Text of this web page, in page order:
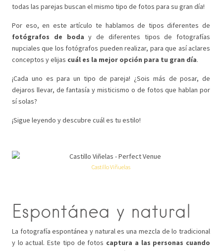
todas las parejas buscan el mismo tipo de fotos para su gran día!
Por eso, en este artículo te hablamos de tipos diferentes de
fotógrafos de boda y de diferentes tipos de fotografías
nupciales que los fotógrafos pueden realizar, para que así aclares
conceptos y elijas cuál es la mejor opción para tu gran día.
¡Cada uno es para un tipo de pareja! ¿Sois más de posar, de
dejaros llevar, de fantasía y misticismo o de fotos que hablan por
sí solas?
¡Sigue leyendo y descubre cuál es tu estilo!
Castillo Viñuelas
Espontánea y natural
La fotografía espontánea y natural es una mezcla de lo tradicional
y lo actual. Este tipo de fotos captura a las personas cuando